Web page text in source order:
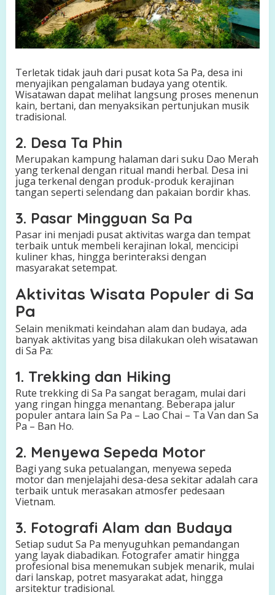
Terletak tidak jauh dari pusat kota Sa Pa, desa ini
menyajikan pengalaman budaya yang otentik.
Wisatawan dapat melihat langsung proses menenun
kain, bertani, dan menyaksikan pertunjukan musik
tradisional.
2. Desa Ta Phin
Merupakan kampung halaman dari suku Dao Merah
yang terkenal dengan ritual mandi herbal. Desa ini
juga terkenal dengan produk-produk kerajinan
tangan seperti selendang dan pakaian bordir khas.
3. Pasar Mingguan Sa Pa
Pasar ini menjadi pusat aktivitas warga dan tempat
terbaik untuk membeli kerajinan lokal, mencicipi
kuliner khas, hingga berinteraksi dengan
masyarakat setempat.
Aktivitas Wisata Populer di Sa
Pa
Selain menikmati keindahan alam dan budaya, ada
banyak aktivitas yang bisa dilakukan oleh wisatawan
di Sa Pa:
1. Trekking dan Hiking
Rute trekking di Sa Pa sangat beragam, mulai dari
yang ringan hingga menantang. Beberapa jalur
populer antara lain Sa Pa – Lao Chai – Ta Van dan Sa
Pa – Ban Ho.
2. Menyewa Sepeda Motor
Bagi yang suka petualangan, menyewa sepeda
motor dan menjelajahi desa-desa sekitar adalah cara
terbaik untuk merasakan atmosfer pedesaan
Vietnam.
3. Fotografi Alam dan Budaya
Setiap sudut Sa Pa menyuguhkan pemandangan
yang layak diabadikan. Fotografer amatir hingga
profesional bisa menemukan subjek menarik, mulai
dari lanskap, potret masyarakat adat, hingga
arsitektur tradisional.